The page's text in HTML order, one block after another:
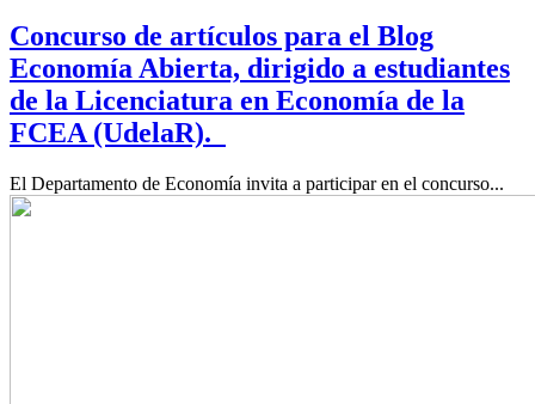
Concurso de artículos para el Blog
Economía Abierta, dirigido a estudiantes
de la Licenciatura en Economía de la
FCEA (UdelaR).
El Departamento de Economía invita a participar en el concurso...